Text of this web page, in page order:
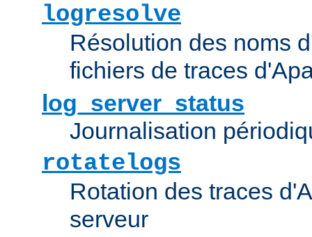
logresolve
Résolution des noms
fichiers de traces
log_server_status
Journalisation
rotatelogs
Rotation des traces
serveur